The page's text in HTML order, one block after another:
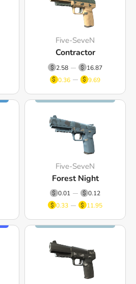
Five-SeveN
Contractor
2.58
16.87
0.36
9.69
Five-SeveN
Forest Night
0.01
0.12
0.33
11.95